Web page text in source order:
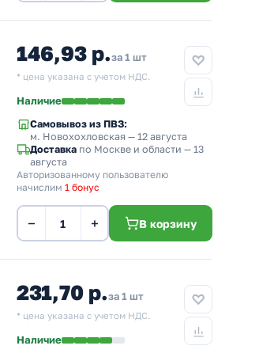
146,93 р.за 1 шт
* цена указана с учетом НДС.
Наличие
Самовывоз из ПВЗ:
м. Новохохловская — 12 августа
Доставка по Москве и области — 13
августа
Авторизованному пользователю
начислим 1 бонус
− + В корзину
231,70 р.за 1 шт
* цена указана с учетом НДС.
Наличие